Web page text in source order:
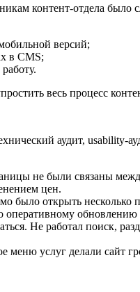
контент-отдела
версий;
в CMS;
весь процесс
аудит, usability-
не были связаны
цен.
было открыть несколько
оперативному
Не работал поиск,
меню услуг делали сайт